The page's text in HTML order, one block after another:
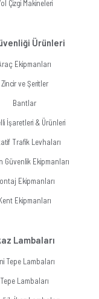
Çizgi Makineleri
Ürünleri
Ekipmanları
Zincir ve Şeritler
Bantlar
İşaretleri & Ürünleri
Trafik Levhaları
Güvenlik Ekipmanları
Ekipmanları
Ekipmanları
Lambaları
Tepe Lambaları
Tepe Lambaları